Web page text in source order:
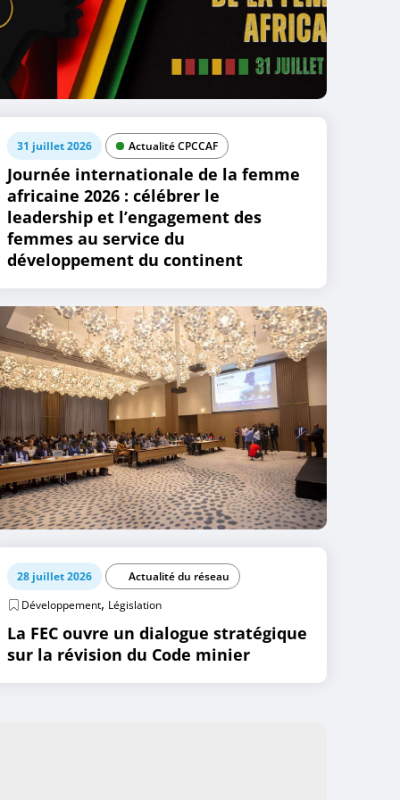
31 juillet 2026 Actualité CPCCAF
Journée internationale de la femme
africaine 2026 : célébrer le
leadership et l’engagement des
femmes au service du
développement du continent
28 juillet 2026
Actualité du réseau
Développement, Législation
La FEC ouvre un dialogue stratégique
sur la révision du Code minier